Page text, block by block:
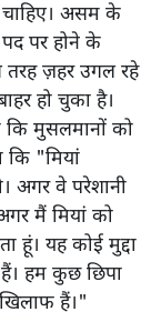
चाहिए। असम के
पद पर होने के
ज़हर उगल रहे
हो चुका है।
कि मुसलमानों को
कि "मियां
अगर वे परेशानी
मैं मियां को
हूं। यह कोई मुद्दा
हम कुछ छिपा
हैं।"